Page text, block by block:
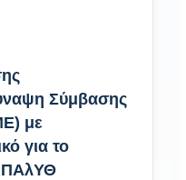
Σύμβασης
με
για το
ΠΑλΥΘ